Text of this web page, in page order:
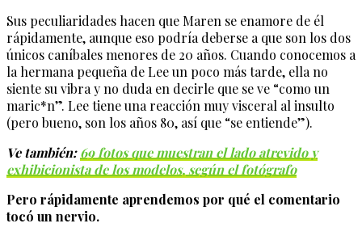
Sus peculiaridades hacen que Maren se enamore de él
rápidamente, aunque eso podría deberse a que son los dos
únicos caníbales menores de 20 años. Cuando conocemos a
la hermana pequeña de Lee un poco más tarde, ella no
siente su vibra y no duda en decirle que se ve “como un
maric*n”. Lee tiene una reacción muy visceral al insulto
(pero bueno, son los años 80, así que “se entiende”).
Ve también:69 fotos que muestran el lado atrevido y
exhibicionista de los modelos, según el fotógrafo
Pero rápidamente aprendemos por qué el comentario
tocó un nervio.